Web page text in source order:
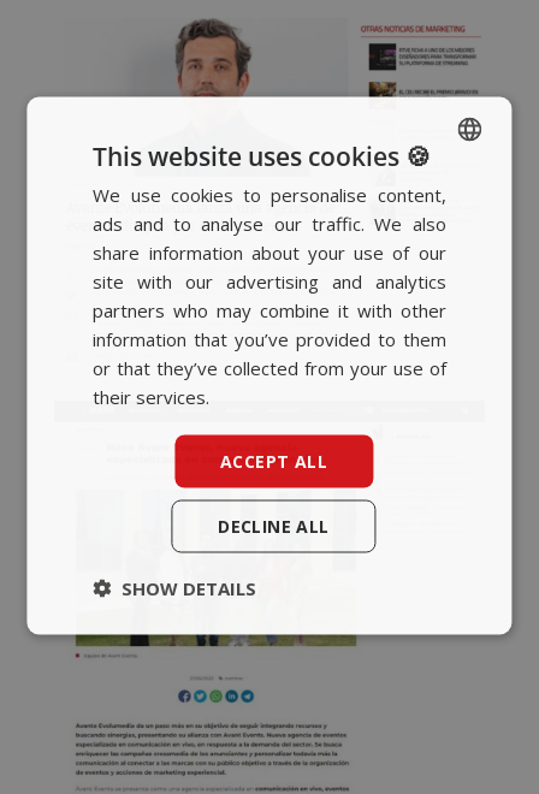
SPANISH
BASQUE
CATALAN
ENGLISH
This website uses cookies 🍪
We use cookies to personalise content,
ads and to analyse our traffic. We also
share information about your use of our
site with our advertising and analytics
partners who may combine it with other
information that you’ve provided to them
or that they’ve collected from your use of
their services.
ACCEPT ALL
DECLINE ALL
SHOW DETAILS